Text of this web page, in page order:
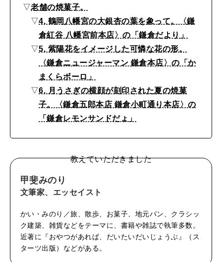
2026年2月号「良運を掴む 新・開運術。」
2026年1月号「猫がいれば、幸せ」
2025年12月号「お酒の新常識。」
▽老舗の焼菓子。
▽4. 鶴岡八幡宮の大銀杏の葉を象って。〈鎌
倉紅谷 八幡宮前本店〉の「鎌倉だより」
▽5. 紫陽花をイメージした可憐な花の形。
〈鎌倉ニュージャーマン 鎌倉本店〉の「か
まくらボーロ」
▽6. 月うさぎの横顔が刻印された夏の焼菓
子。〈鎌倉五郎本店 鎌倉小町通り本店〉の
「鎌倉レモンサンドだょ」
教えていただきました
甲斐みのり
文筆家、エッセイスト
かい・みのり／旅、散歩、お菓子、地元パン、クラシッ
ク建築、雑貨などをテーマに、書籍や雑誌で執筆多数。
近著に『おやつがあれば、だいたいだいじょうぶ』（ス
ターツ出版）などがある。